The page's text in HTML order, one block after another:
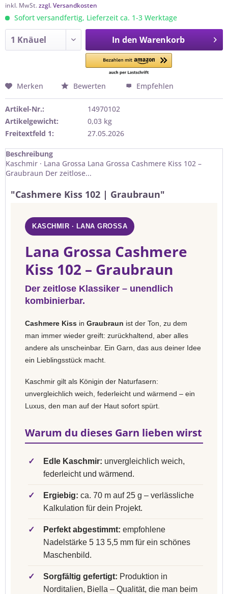
inkl. MwSt.zzgl. Versandkosten
Sofort versandfertig, Lieferzeit ca. 1-3 Werktage
In den Warenkorb
Merken Bewerten Empfehlen
Artikel-Nr.:
14970102
Artikelgewicht:
0,03 kg
Freitextfeld 1:
27.05.2026
Beschreibung
Kaschmir · Lana Grossa Lana Grossa Cashmere Kiss 102 –
Graubraun Der zeitlose...
"Cashmere Kiss 102 | Graubraun"
KASCHMIR · LANA GROSSA
Lana Grossa Cashmere
Kiss 102 – Graubraun
Der zeitlose Klassiker – unendlich
kombinierbar.
Cashmere Kiss in Graubraun ist der Ton, zu dem
man immer wieder greift: zurückhaltend, aber alles
andere als unscheinbar. Ein Garn, das aus deiner Idee
ein Lieblingsstück macht.
Kaschmir gilt als Königin der Naturfasern:
unvergleichlich weich, federleicht und wärmend – ein
Luxus, den man auf der Haut sofort spürt.
Warum du dieses Garn lieben wirst
✓ Edle Kaschmir: unvergleichlich weich,
federleicht und wärmend.
✓ Ergiebig: ca. 70 m auf 25 g – verlässliche
Kalkulation für dein Projekt.
✓ Perfekt abgestimmt: empfohlene
Nadelstärke 5 13 5,5 mm für ein schönes
Maschenbild.
✓ Sorgfältig gefertigt: Produktion in
Norditalien, Biella – Qualität, die man beim